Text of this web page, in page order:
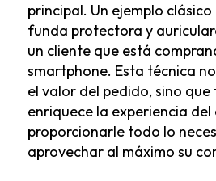
principal. Un ejemplo
funda protectora y
un cliente que está
smartphone. Esta técnica
el valor del pedido, sino que
enriquece la experiencia del
proporcionarle todo lo
aprovechar al máximo su